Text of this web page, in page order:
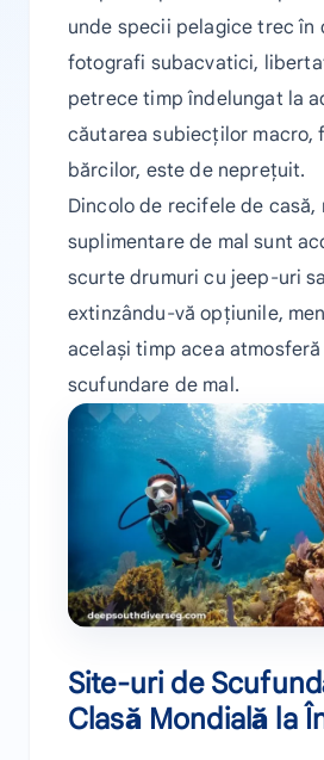
unde specii pelagice trec în
fotografi subacvatici,
petrece timp îndelungat la
căutarea subiecților macro,
bărcilor, este de neprețuit.
Dincolo de recifele de
suplimentare de mal sunt
scurte drumuri cu jeep-uri
extinzându-vă opțiunile,
același timp acea
scufundare de mal.
Site-uri de
Clasă Mondială la